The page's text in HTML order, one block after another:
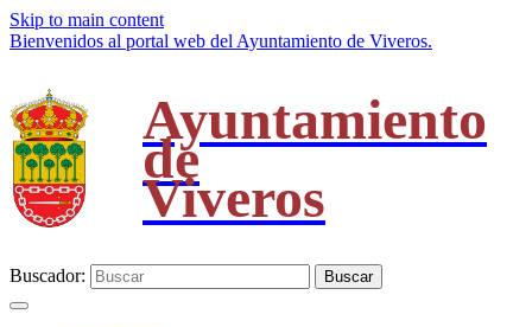
Skip to main content
Bienvenidos al portal web del Ayuntamiento de Viveros.
Ayuntamiento
de
Viveros
Buscador: Buscar